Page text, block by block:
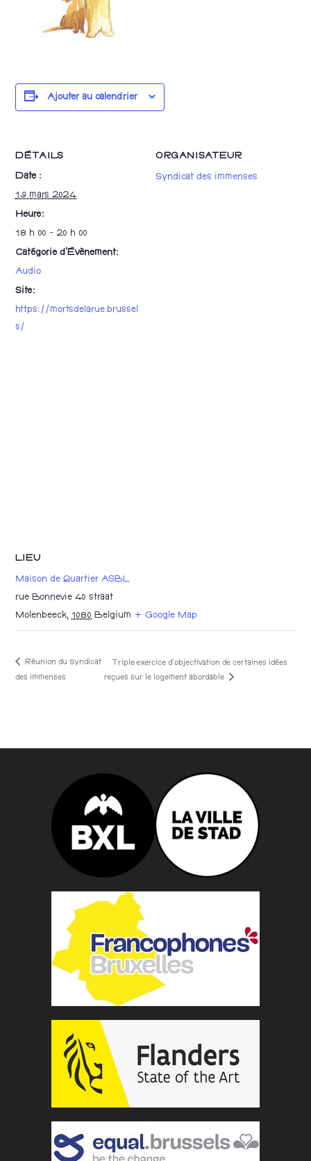
Ajouter au calendrier
DÉTAILS
Date :
19 mars 2024
Heure :
18 h 00 - 20 h 00
Catégorie d’Évènement:
Audio
Site :
https://mortsdelarue.brussel
s/
ORGANISATEUR
Syndicat des immenses
LIEU
Maison de Quartier ASBL
rue Bonnevie 40 straat
Molenbeeck, 1080 Belgium + Google Map
Réunion du Syndicat
des immenses
Triple exercice d’objectivation de certaines idées
reçues sur le logement abordable